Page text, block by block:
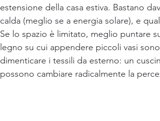
estensione della casa estiva. Bastano
calda (meglio se a energia solare), e
Se lo spazio è limitato, meglio puntare
legno su cui appendere piccoli vasi
dimenticare i tessili da esterno: un
possono cambiare radicalmente la